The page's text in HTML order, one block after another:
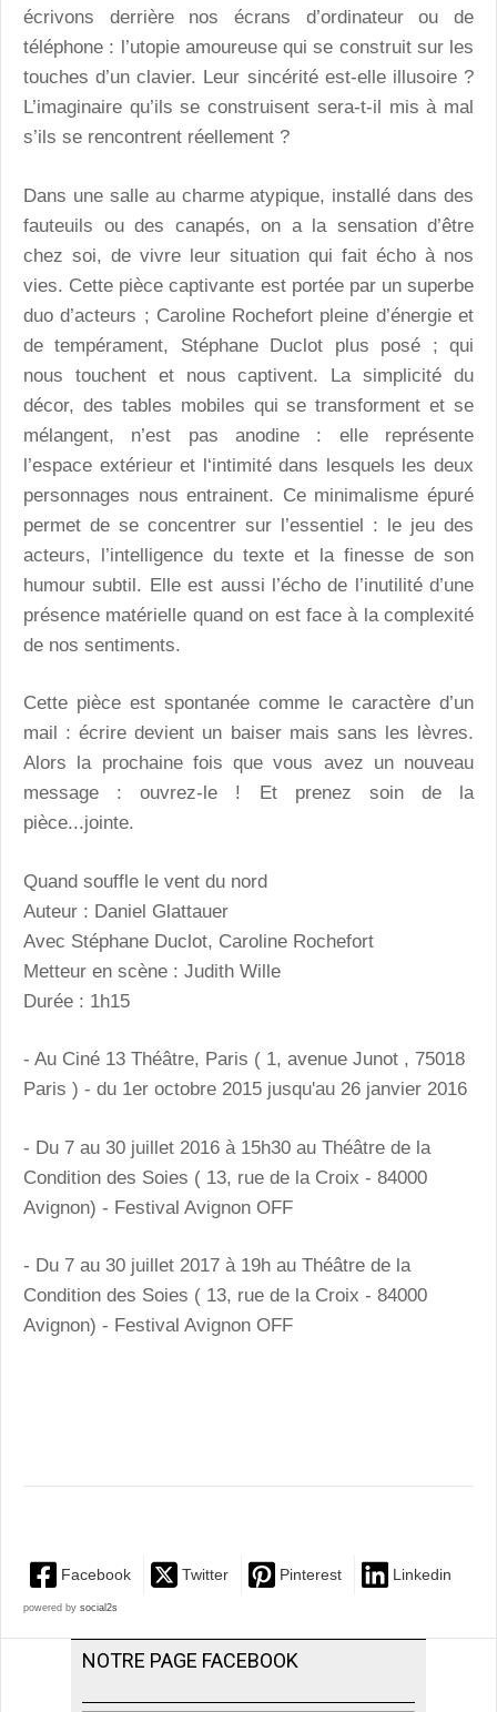
écrivons derrière nos écrans d’ordinateur ou de
téléphone : l’utopie amoureuse qui se construit sur les
touches d’un clavier. Leur sincérité est-elle illusoire ?
L’imaginaire qu’ils se construisent sera-t-il mis à mal
s’ils se rencontrent réellement ?
Dans une salle au charme atypique, installé dans des
fauteuils ou des canapés, on a la sensation d’être
chez soi, de vivre leur situation qui fait écho à nos
vies. Cette pièce captivante est portée par un superbe
duo d’acteurs ; Caroline Rochefort pleine d’énergie et
de tempérament, Stéphane Duclot plus posé ; qui
nous touchent et nous captivent. La simplicité du
décor, des tables mobiles qui se transforment et se
mélangent, n’est pas anodine : elle représente
l’espace extérieur et l‘intimité dans lesquels les deux
personnages nous entrainent. Ce minimalisme épuré
permet de se concentrer sur l’essentiel : le jeu des
acteurs, l’intelligence du texte et la finesse de son
humour subtil. Elle est aussi l’écho de l’inutilité d’une
présence matérielle quand on est face à la complexité
de nos sentiments.
Cette pièce est spontanée comme le caractère d’un
mail : écrire devient un baiser mais sans les lèvres.
Alors la prochaine fois que vous avez un nouveau
message : ouvrez-le ! Et prenez soin de la
pièce...jointe.
Quand souffle le vent du nord
Auteur : Daniel Glattauer
Avec Stéphane Duclot, Caroline Rochefort
Metteur en scène : Judith Wille
Durée : 1h15
- Au Ciné 13 Théâtre, Paris ( 1, avenue Junot , 75018
Paris ) - du 1er octobre 2015 jusqu'au 26 janvier 2016
- Du 7 au 30 juillet 2016 à 15h30 au Théâtre de la
Condition des Soies ( 13, rue de la Croix - 84000
Avignon) - Festival Avignon OFF
- Du 7 au 30 juillet 2017 à 19h au Théâtre de la
Condition des Soies ( 13, rue de la Croix - 84000
Avignon) - Festival Avignon OFF
Facebook Twitter Pinterest Linkedin
powered by social2s
NOTRE PAGE FACEBOOK